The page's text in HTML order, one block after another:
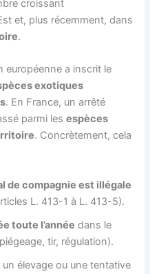
croissant
et, plus récemment, dans
.
européenne a inscrit le
exotiques
. En France, un arrêté
parmi lesespèces
. Concrètement, cela
de compagnie est illégale
L. 413-1 à L. 413-5).
toute l’année dans le
tir, régulation).
élevage ou une tentative